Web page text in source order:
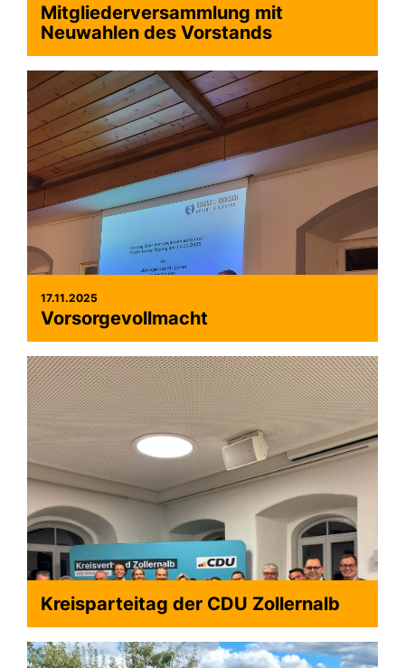
Mitgliederversammlung mit
Neuwahlen des Vorstands
17.11.2025
Vorsorgevollmacht
Kreisparteitag der CDU Zollernalb